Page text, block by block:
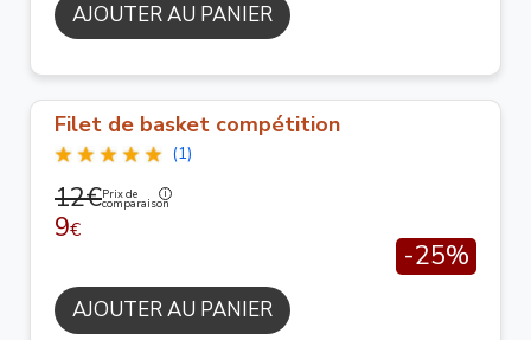
AJOUTER AU PANIER
Filet de basket compétition
(1)
12€Prix de
comparaison
9€
-25%
AJOUTER AU PANIER